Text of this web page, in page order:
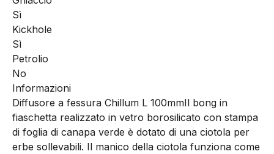
Sì
Kickhole
Sì
Petrolio
No
Informazioni
Diffusore a fessura Chillum L 100mmIl bong in
fiaschetta realizzato in vetro borosilicato con stampa
di foglia di canapa verde è dotato di una ciotola per
erbe sollevabili. Il manico della ciotola funziona come